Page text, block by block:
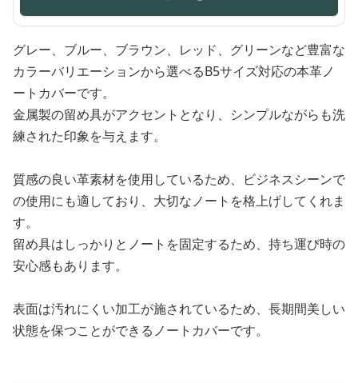
グレー、ブルー、ブラウン、レッド、グリーンなど豊富な
カラーバリエーションから選べるB5サイズ対応の本革ノ
ートカバーです。
金属製の留め具がアクセントとなり、シンプルながらも洗
練された印象を与えます。
質感の良い革素材を使用しているため、ビジネスシーンで
の使用にも適しており、大切なノートを格上げしてくれま
す。
留め具はしっかりとノートを固定するため、持ち運び時の
安心感もあります。
表面は汚れにくい加工が施されているため、長期間美しい
状態を保つことができるノートカバーです。